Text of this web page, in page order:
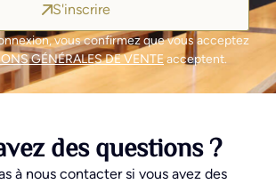
S'inscrire
vous confirmez que vous acceptez
GÉNÉRALES DE VENTEacceptent.
des questions ?
à nous contacter si vous avez des